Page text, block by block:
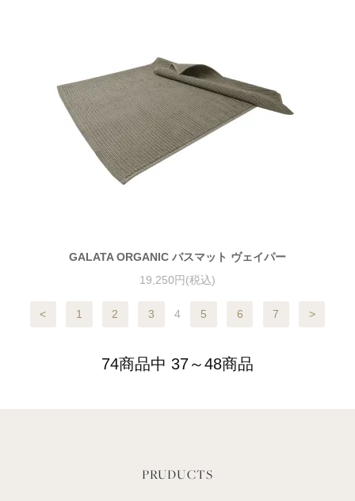
GALATA ORGANIC バスマット ヴェイパー
19,250円(税込)
< 1 2 3 4 5 6 7 >
74商品中 37～48商品
PRUDUCTS